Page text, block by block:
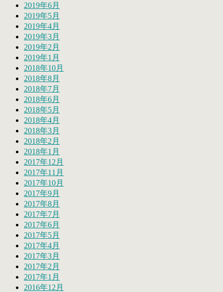
2019年6月
2019年5月
2019年4月
2019年3月
2019年2月
2019年1月
2018年10月
2018年8月
2018年7月
2018年6月
2018年5月
2018年4月
2018年3月
2018年2月
2018年1月
2017年12月
2017年11月
2017年10月
2017年9月
2017年8月
2017年7月
2017年6月
2017年5月
2017年4月
2017年3月
2017年2月
2017年1月
2016年12月